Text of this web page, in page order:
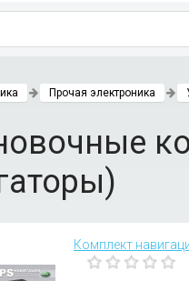
Прочая электроника
Комплект